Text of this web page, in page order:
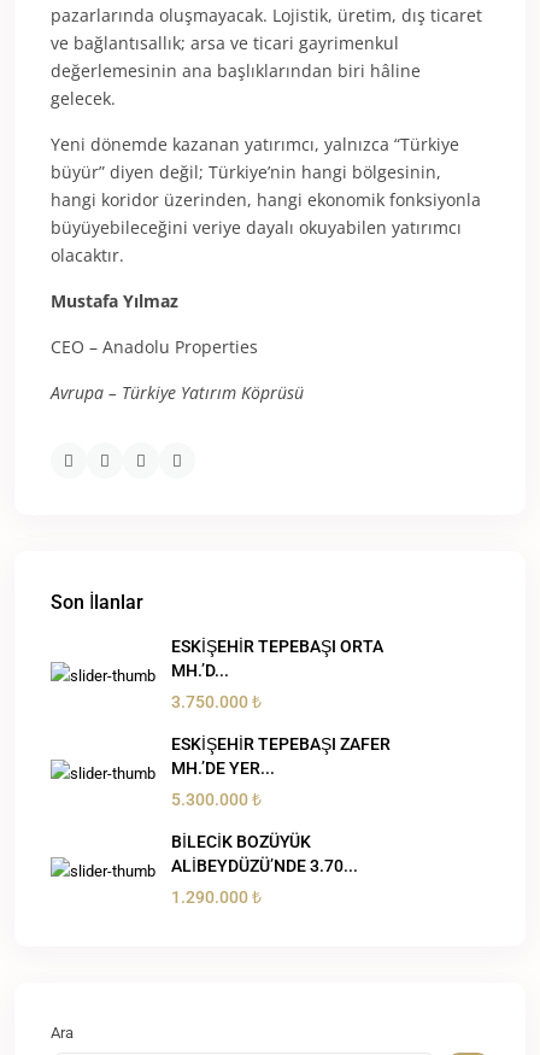
pazarlarında oluşmayacak. Lojistik, üretim, dış ticaret
ve bağlantısallık; arsa ve ticari gayrimenkul
değerlemesinin ana başlıklarından biri hâline
gelecek.
Yeni dönemde kazanan yatırımcı, yalnızca “Türkiye
büyür” diyen değil; Türkiye’nin hangi bölgesinin,
hangi koridor üzerinden, hangi ekonomik fonksiyonla
büyüyebileceğini veriye dayalı okuyabilen yatırımcı
olacaktır.
Mustafa Yılmaz
CEO – Anadolu Properties
Avrupa – Türkiye Yatırım Köprüsü
Son İlanlar
ESKİŞEHİR TEPEBAŞI ORTA
MH.’D...
3.750.000 ₺
ESKİŞEHİR TEPEBAŞI ZAFER
MH.’DE YER...
5.300.000 ₺
BİLECİK BOZÜYÜK
ALİBEYDÜZÜ’NDE 3.70...
1.290.000 ₺
Ara